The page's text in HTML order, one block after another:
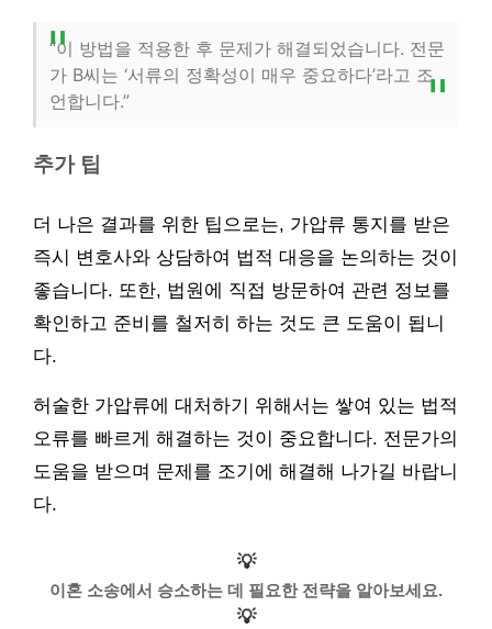
“이 방법을 적용한 후 문제가 해결되었습니다. 전문
가 B씨는 ‘서류의 정확성이 매우 중요하다’라고 조
언합니다.”
추가 팁
더 나은 결과를 위한 팁으로는, 가압류 통지를 받은
즉시 변호사와 상담하여 법적 대응을 논의하는 것이
좋습니다. 또한, 법원에 직접 방문하여 관련 정보를
확인하고 준비를 철저히 하는 것도 큰 도움이 됩니
다.
허술한 가압류에 대처하기 위해서는 쌓여 있는 법적
오류를 빠르게 해결하는 것이 중요합니다. 전문가의
도움을 받으며 문제를 조기에 해결해 나가길 바랍니
다.
💡
이혼 소송에서 승소하는 데 필요한 전략을 알아보세요.
💡